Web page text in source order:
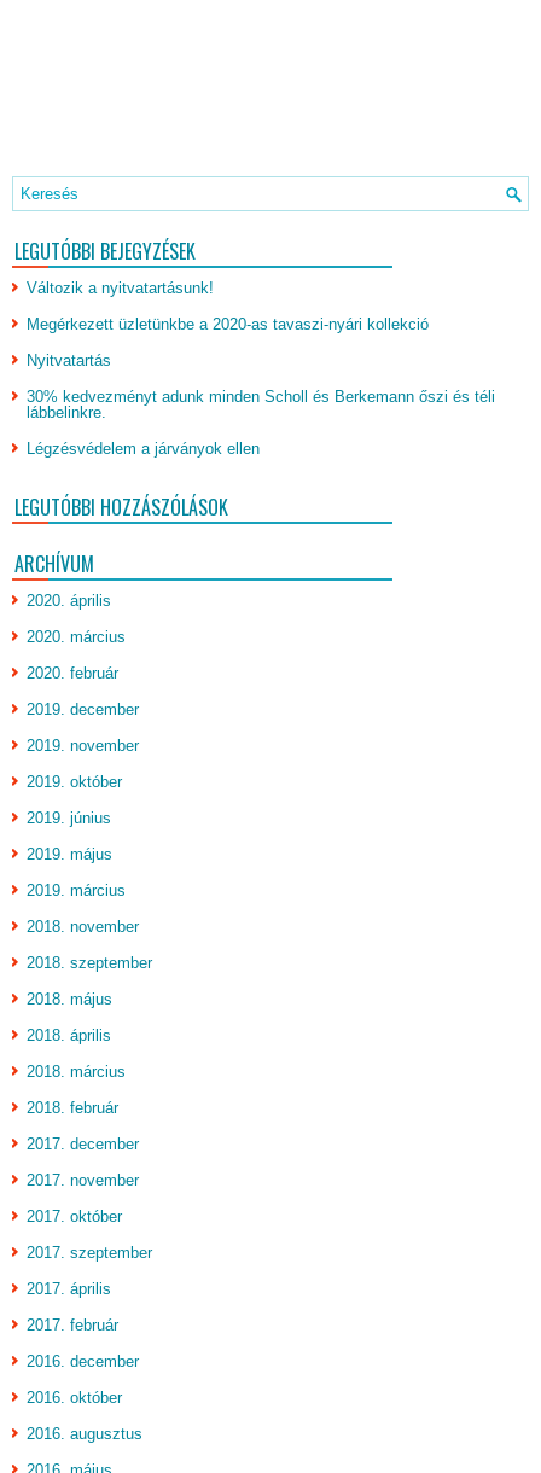
LEGUTÓBBI BEJEGYZÉSEK
Változik a nyitvatartásunk!
Megérkezett üzletünkbe a 2020-as tavaszi-nyári kollekció
Nyitvatartás
30% kedvezményt adunk minden Scholl és Berkemann őszi és téli
lábbelinkre.
Légzésvédelem a járványok ellen
LEGUTÓBBI HOZZÁSZÓLÁSOK
ARCHÍVUM
2020. április
2020. március
2020. február
2019. december
2019. november
2019. október
2019. június
2019. május
2019. március
2018. november
2018. szeptember
2018. május
2018. április
2018. március
2018. február
2017. december
2017. november
2017. október
2017. szeptember
2017. április
2017. február
2016. december
2016. október
2016. augusztus